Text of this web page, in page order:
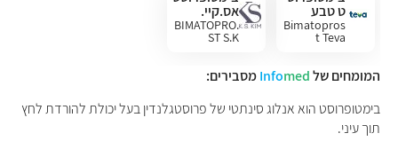
ט טבע
Bimatopros
t Teva
אס.קיי.
.BIMATOPRO
ST S.K
המומחים של Infomed
מסבירים:
בימטופרוסט הוא אנלוג סינתטי של פרוסטגלנדין בעל יכולת להורדת לחץ
תוך עיני.